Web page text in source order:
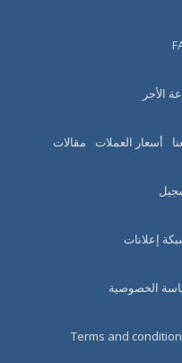
الأجر
أسعار العملات مقالات
إعلانات
الخصوصية